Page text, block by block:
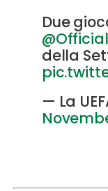
Due
della
— La